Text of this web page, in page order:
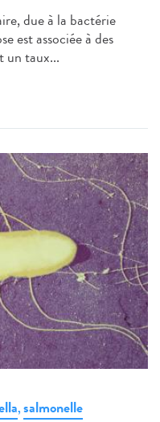
due à la bactérie
est associée à des
un taux...
,salmonelle